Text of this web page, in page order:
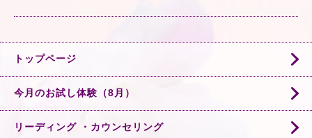
トップページ
今月のお試し体験（8月）
リーディング ・カウンセリング